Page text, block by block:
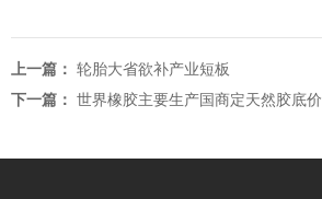
上一篇： 轮胎大省欲补产业短板
下一篇： 世界橡胶主要生产国商定天然胶底价